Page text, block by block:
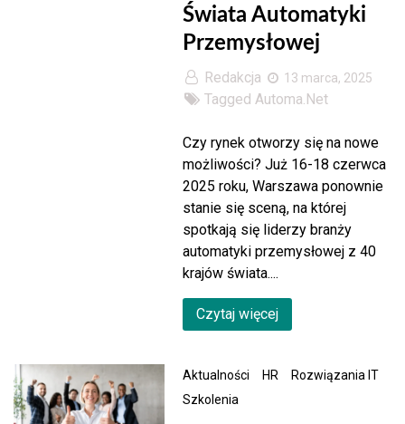
Świata Automatyki
Przemysłowej
Redakcja 13 marca, 2025
TaggedAutoma.Net
Czy rynek otworzy się na nowe
możliwości? Już 16-18 czerwca
2025 roku, Warszawa ponownie
stanie się sceną, na której
spotkają się liderzy branży
automatyki przemysłowej z 40
krajów świata....
Czytaj więcej
Aktualności HR
Rozwiązania IT
Szkolenia